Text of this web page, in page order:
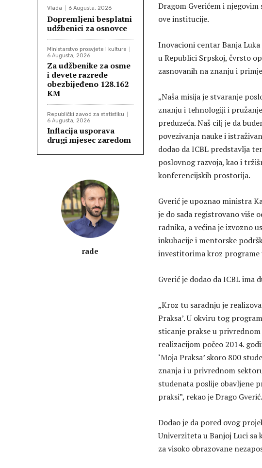
Vlada 6 Augusta, 2026
Dopremljeni besplatni
udžbenici za osnovce
Ministarstvo prosvjete i kulture
6 Augusta, 2026
Za udžbenike za osme
i devete razrede
obezbijeđeno 128.162
KM
Republički zavod za statistiku
6 Augusta, 2026
Inflacija usporava
drugi mjesec zaredom
rade
Dragom Gverićem i
ove institucije.
Inovacioni centar Banja
u Republici Srpskoj, čvrsto
zasnovanih na znanju i
„Naša misija je stvaranje
znanju i tehnologiji i
preduzeća. Naš cilj je da
povezivanja nauke i
dodao da ICBL predstavlja
poslovnog razvoja, kao i
konferencijskih prostorija.
Gverić je upoznao ministra
je do sada registrovano više
radnika, a većina je izvozno
inkubacije i mentorske
investitorima kroz programe
Gverić je dodao da ICBL ima
„Kroz tu saradnju je
Praksa’. U okviru tog
sticanje prakse u
realizacijom počeo 2014.
‘Moja Praksa’ skoro 800
znanja i u privrednom
studenata poslije obavljene
praksi”, rekao je Drago Gverić.
Dodao je da pored ovog
Univerziteta u Banjoj Luci sa
za visoko obrazovane